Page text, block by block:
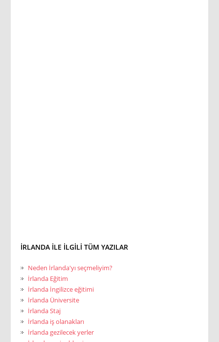
İRLANDA ILE ILGILI TÜM YAZILAR
Neden İrlanda'yı seçmeliyim?
İrlanda Eğitim
İrlanda İngilizce eğitimi
İrlanda Üniversite
İrlanda Staj
İrlanda iş olanakları
İrlanda gezilecek yerler